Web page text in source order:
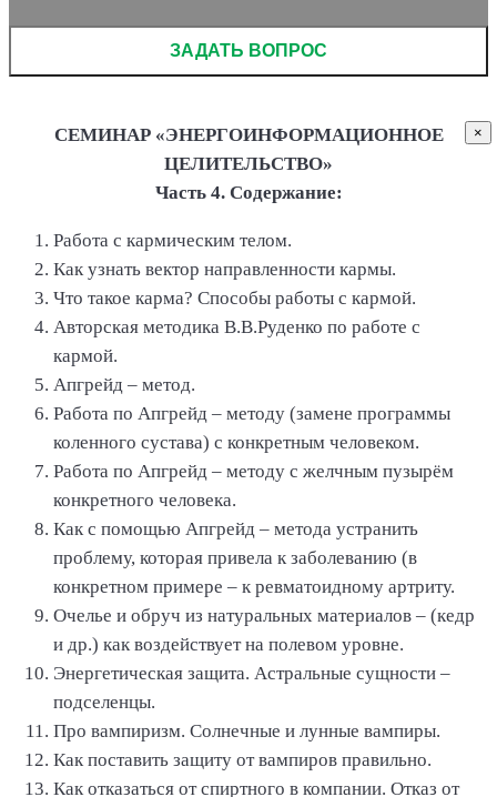
×
СЕМИНАР «ЭНЕРГОИНФОРМАЦИОННОЕ
ЦЕЛИТЕЛЬСТВО»
Часть 4. Содержание:
Работа с кармическим телом.
Как узнать вектор направленности кармы.
Что такое карма? Способы работы с кармой.
Авторская методика В.В.Руденко по работе с
кармой.
Апгрейд – метод.
Работа по Апгрейд – методу (замене программы
коленного сустава) с конкретным человеком.
Работа по Апгрейд – методу с желчным пузырём
конкретного человека.
Как с помощью Апгрейд – метода устранить
проблему, которая привела к заболеванию (в
конкретном примере – к ревматоидному артриту.
Очелье и обруч из натуральных материалов – (кедр
и др.) как воздействует на полевом уровне.
Энергетическая защита. Астральные сущности –
подселенцы.
Про вампиризм. Солнечные и лунные вампиры.
Как поставить защиту от вампиров правильно.
Как отказаться от спиртного в компании. Отказ от